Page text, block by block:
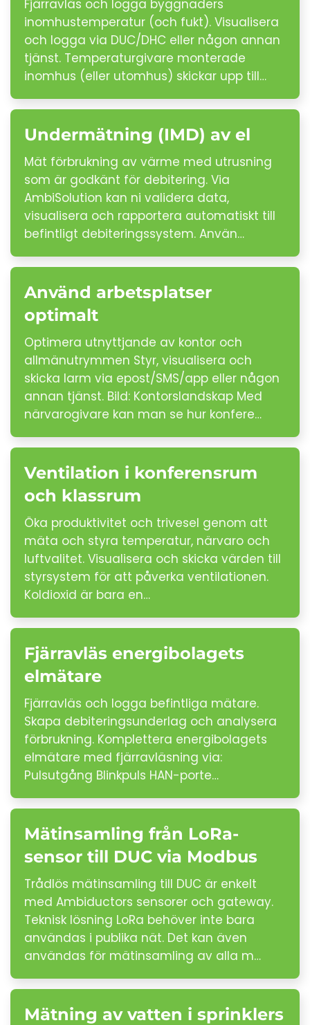
Fjärravläs och logga byggnaders
inomhustemperatur (och fukt). Visualisera
och logga via DUC/DHC eller någon annan
tjänst. Temperaturgivare monterade
inomhus (eller utomhus) skickar upp till…
Undermätning (IMD) av el
Mät förbrukning av värme med utrusning
som är godkänt för debitering. Via
AmbiSolution kan ni validera data,
visualisera och rapportera automatiskt till
befintligt debiteringssystem. Använ…
Använd arbetsplatser
optimalt
Optimera utnyttjande av kontor och
allmänutrymmen Styr, visualisera och
skicka larm via epost/SMS/app eller någon
annan tjänst. Bild: Kontorslandskap Med
närvarogivare kan man se hur konfere…
Ventilation i konferensrum
och klassrum
Öka produktivitet och trivesel genom att
mäta och styra temperatur, närvaro och
luftvalitet. Visualisera och skicka värden till
styrsystem för att påverka ventilationen.
Koldioxid är bara en…
Fjärravläs energibolagets
elmätare
Fjärravläs och logga befintliga mätare.
Skapa debiteringsunderlag och analysera
förbrukning. Komplettera energibolagets
elmätare med fjärravläsning via:
Pulsutgång Blinkpuls HAN-porte…
Mätinsamling från LoRa-
sensor till DUC via Modbus
Trådlös mätinsamling till DUC är enkelt
med Ambiductors sensorer och gateway.
Teknisk lösning LoRa behöver inte bara
användas i publika nät. Det kan även
användas för mätinsamling av alla m…
Mätning av vatten i sprinklers